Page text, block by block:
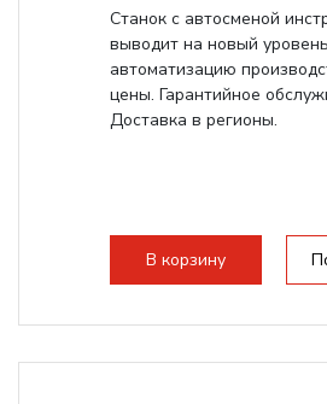
Станок с автосменой
выводит на новый уровень
автоматизацию
цены. Гарантийное
Доставка в регионы.
В корзину